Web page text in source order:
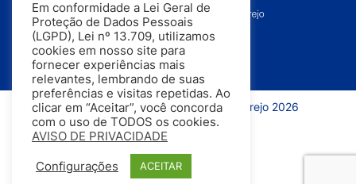
Todos os direitos reservados | InfoVarejo 2026
Em conformidade a Lei Geral de
Proteção de Dados Pessoais
(LGPD), Lei nº 13.709, utilizamos
cookies em nosso site para
fornecer experiências mais
relevantes, lembrando de suas
preferências e visitas repetidas. Ao
clicar em “Aceitar”, você concorda
com o uso de TODOS os cookies.
AVISO DE PRIVACIDADE
Configurações ACEITAR